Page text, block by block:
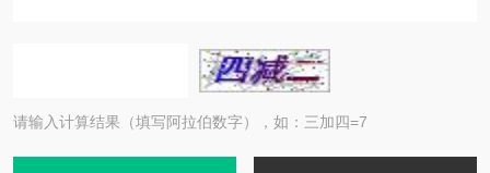
请输入计算结果（填写阿拉伯数字），如：三加四=7